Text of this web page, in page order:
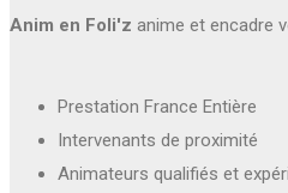
Anim en Foli'z anime et encadre
Prestation France Entière
Intervenants de proximité
Animateurs qualifiés et